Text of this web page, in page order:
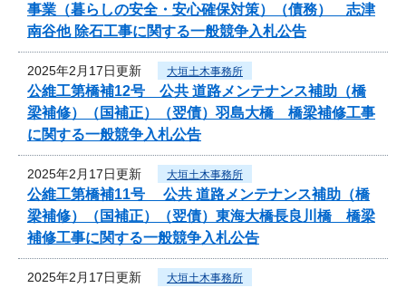
事業（暮らしの安全・安心確保対策）（債務） 志津
南谷他 除石工事に関する一般競争入札公告
2025年2月17日更新 大垣土木事務所
公維工第橋補12号 公共 道路メンテナンス補助（橋
梁補修）（国補正）（翌債）羽島大橋 橋梁補修工事
に関する一般競争入札公告
2025年2月17日更新 大垣土木事務所
公維工第橋補11号 公共 道路メンテナンス補助（橋
梁補修）（国補正）（翌債）東海大橋長良川橋 橋梁
補修工事に関する一般競争入札公告
2025年2月17日更新 大垣土木事務所